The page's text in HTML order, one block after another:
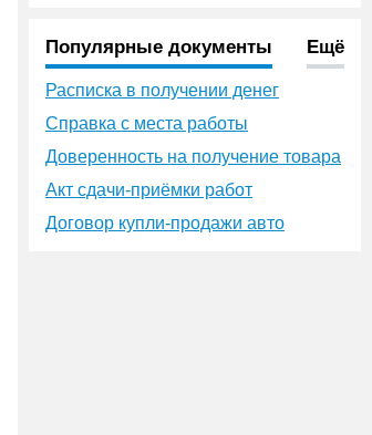
Популярные документы Ещё
Расписка в получении денег
Справка с места работы
Доверенность на получение товара
Акт сдачи-приёмки работ
Договор купли-продажи авто